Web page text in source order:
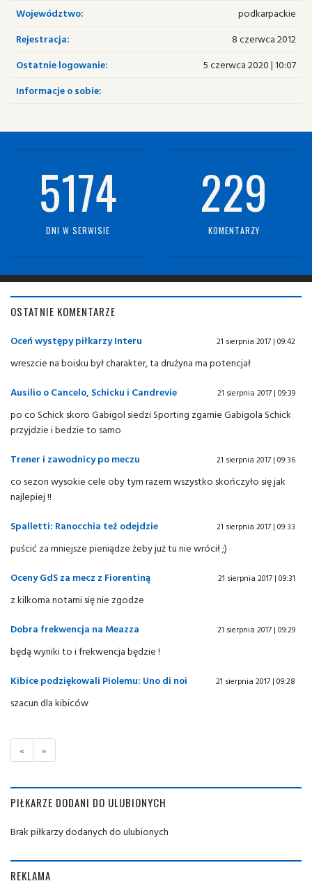
Województwo:
podkarpackie
Rejestracja:
8 czerwca 2012
Ostatnie logowanie:
5 czerwca 2020 | 10:07
Informacje o sobie:
5174
DNI W SERWISIE
229
KOMENTARZY
OSTATNIE KOMENTARZE
Oceń występy piłkarzy Interu 21 sierpnia 2017 | 09:42
wreszcie na boisku był charakter, ta drużyna ma potencjał
Ausilio o Cancelo, Schicku i Candrevie
21 sierpnia 2017 | 09:39
po co Schick skoro Gabigol siedzi Sporting zgarnie Gabigola Schick
przyjdzie i bedzie to samo
Trener i zawodnicy po meczu
21 sierpnia 2017 | 09:36
co sezon wysokie cele oby tym razem wszystko skończyło się jak
najlepiej !!
Spalletti: Ranocchia też odejdzie
21 sierpnia 2017 | 09:33
puścić za mniejsze pieniądze żeby już tu nie wrócił ;)
Oceny GdS za mecz z Fiorentiną
21 sierpnia 2017 | 09:31
z kilkoma notami się nie zgodze
Dobra frekwencja na Meazza
21 sierpnia 2017 | 09:29
będą wyniki to i frekwencja będzie !
Kibice podziękowali Piolemu: Uno di noi
21 sierpnia 2017 | 09:28
szacun dla kibiców
« »
PIŁKARZE DODANI DO ULUBIONYCH
Brak piłkarzy dodanych do ulubionych
REKLAMA